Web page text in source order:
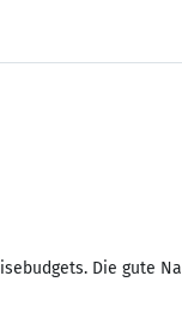
Die gute